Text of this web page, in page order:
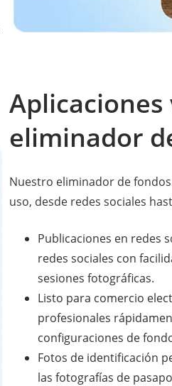
eliminador
Nuestro eliminador de
uso, desde redes sociales
Publicaciones en redes
redes sociales con
sesiones fotográficas.
Listo para comercio
profesionales
configuraciones de
Fotos de identificación
las fotografías de